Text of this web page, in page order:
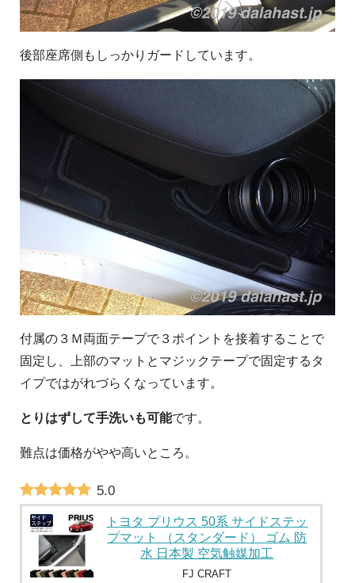
後部座席側もしっかりガードしています。
付属の３Ｍ両面テープで３ポイントを接着することで
固定し、上部のマットとマジックテープで固定するタ
イプではがれづらくなっています。
とりはずして手洗いも可能です。
難点は価格がやや高いところ。
5.0
トヨタ プリウス 50系 サイドステッ
プマット （スタンダード） ゴム 防
水 日本製 空気触媒加工
FJ CRAFT